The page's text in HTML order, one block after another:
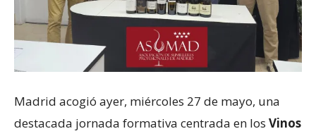
Madrid acogió ayer, miércoles 27 de mayo, una
destacada jornada formativa centrada en los Vinos